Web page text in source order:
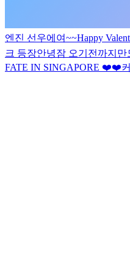
엔진 선우에여~~Happy
크 등장안녕잠 오기전까지만
FATE IN SINGAPORE ❤️❤️